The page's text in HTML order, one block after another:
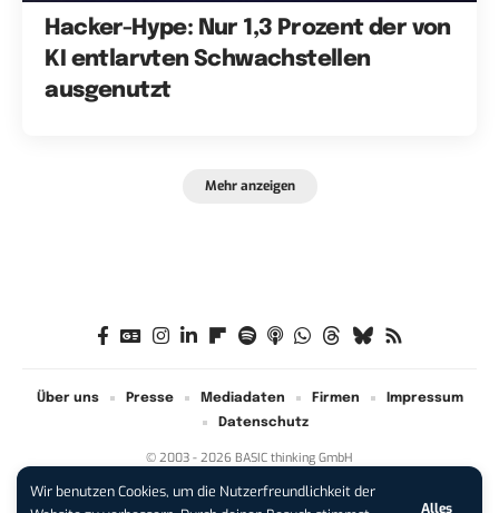
Wir benutzen Cookies, um die Nutzerfreundlichkeit der
Alles
Hacker-Hype: Nur 1,3 Prozent der von
KI entlarvten Schwachstellen
ausgenutzt
Mehr anzeigen
© 2003 - 2026 BASIC thinking GmbH
Über uns Presse Mediadaten Firmen
Impressum
Datenschutz